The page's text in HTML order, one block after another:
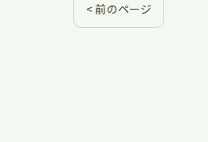
< 前のページ